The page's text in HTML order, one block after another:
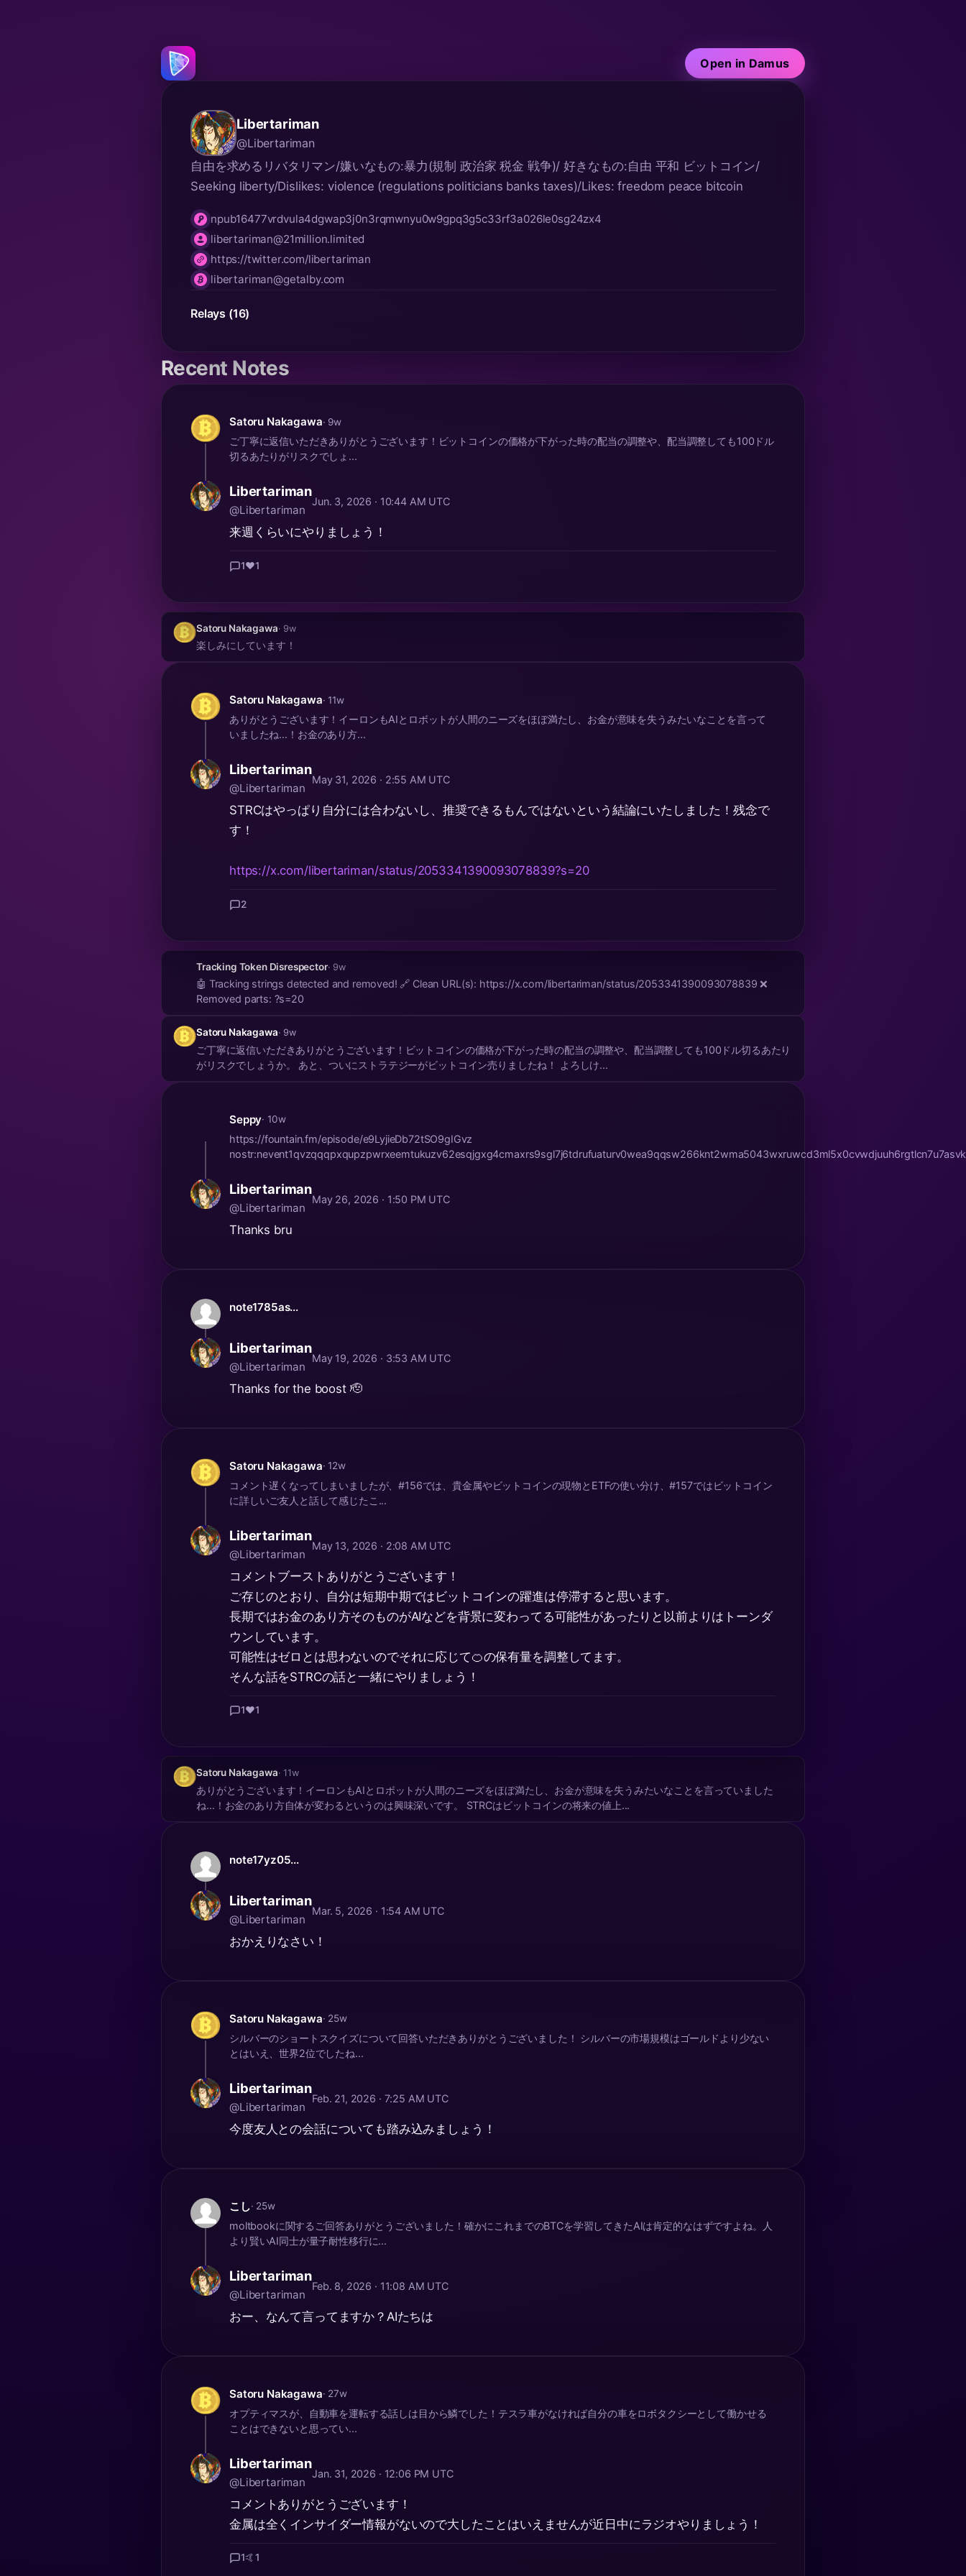
Open in Damus
Libertariman
@Libertariman
自由を求めるリバタリマン/嫌いなもの:暴力(規制 政治家 税金 戦争)/ 好きなもの:自由 平和 ビットコイン/
Seeking liberty/Dislikes: violence (regulations politicians banks taxes)/Likes: freedom peace bitcoin
npub16477vrdvula4dgwap3j0n3rqmwnyu0w9gpq3g5c33rf3a026le0sg24zx4
npub
libertariman@21million.limited
nip05
https://twitter.com/libertariman
website
libertariman@getalby.com
lnurl
Relays (16)
Recent Notes
Satoru Nakagawa· 9w
ご丁寧に返信いただきありがとうございます！ビットコインの価格が下がった時の配当の調整や、配当調整しても100ドル
切るあたりがリスクでしょ...
Libertariman
@Libertariman
Jun. 3, 2026 · 10:44 AM UTC
来週くらいにやりましょう！
1❤️1
Satoru Nakagawa· 9w
楽しみにしています！
Satoru Nakagawa· 11w
ありがとうございます！イーロンもAIとロボットが人間のニーズをほぼ満たし、お金が意味を失うみたいなことを言って
いましたね…！お金のあり方...
Libertariman
@Libertariman
May 31, 2026 · 2:55 AM UTC
STRCはやっぱり自分には合わないし、推奨できるもんではないという結論にいたしました！残念で
す！
https://x.com/libertariman/status/2053341390093078839?s=20
2
Tracking Token Disrespector· 9w
🤖 Tracking strings detected and removed! 🔗 Clean URL(s): https://x.com/libertariman/status/2053341390093078839 ❌
Removed parts: ?s=20
Satoru Nakagawa· 9w
ご丁寧に返信いただきありがとうございます！ビットコインの価格が下がった時の配当の調整や、配当調整しても100ドル切るあたり
がリスクでしょうか。 あと、ついにストラテジーがビットコイン売りましたね！ よろしけ...
Seppy· 10w
https://fountain.fm/episode/e9LyjieDb72tSO9gIGvz
Libertariman
@Libertariman
May 26, 2026 · 1:50 PM UTC
Thanks bru
note1785as...
Libertariman
@Libertariman
May 19, 2026 · 3:53 AM UTC
Thanks for the boost 🫡
Satoru Nakagawa· 12w
コメント遅くなってしまいましたが、#156では、貴金属やビットコインの現物とETFの使い分け、#157ではビットコイン
に詳しいご友人と話して感じたこ...
Libertariman
@Libertariman
May 13, 2026 · 2:08 AM UTC
コメントブーストありがとうございます！
ご存じのとおり、自分は短期中期ではビットコインの躍進は停滞すると思います。
長期ではお金のあり方そのものがAIなどを背景に変わってる可能性があったりと以前よりはトーンダ
ウンしています。
可能性はゼロとは思わないのでそれに応じて🍊の保有量を調整してます。
そんな話をSTRCの話と一緒にやりましょう！
1❤️1
Satoru Nakagawa· 11w
ありがとうございます！イーロンもAIとロボットが人間のニーズをほぼ満たし、お金が意味を失うみたいなことを言っていました
ね…！お金のあり方自体が変わるというのは興味深いです。 STRCはビットコインの将来の値上...
note17yz05...
Libertariman
@Libertariman
Mar. 5, 2026 · 1:54 AM UTC
おかえりなさい！
Satoru Nakagawa· 25w
シルバーのショートスクイズについて回答いただきありがとうございました！ シルバーの市場規模はゴールドより少ない
とはいえ、世界2位でしたね...
Libertariman
@Libertariman
Feb. 21, 2026 · 7:25 AM UTC
今度友人との会話についても踏み込みましょう！
こし· 25w
moltbookに関するご回答ありがとうございました！確かにこれまでのBTCを学習してきたAIは肯定的なはずですよね。人
より賢いAI同士が量子耐性移行に...
Libertariman
@Libertariman
Feb. 8, 2026 · 11:08 AM UTC
おー、なんて言ってますか？AIたちは
Satoru Nakagawa· 27w
オプティマスが、自動車を運転する話しは目から鱗でした！テスラ車がなければ自分の車をロボタクシーとして働かせる
ことはできないと思ってい...
Libertariman
@Libertariman
Jan. 31, 2026 · 12:06 PM UTC
コメントありがとうございます！
金属は全くインサイダー情報がないので大したことはいえませんが近日中にラジオやりましょう！
1🤙1